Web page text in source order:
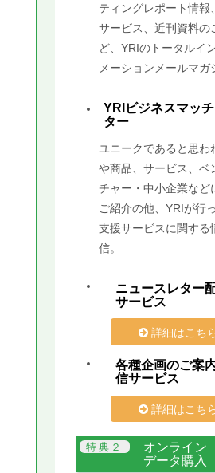
ティングレポート情報
サービス、近刊資料の
ど、YRIのトータルイ
メーションメールマガ
YRIビジネスマッ
ター
ユニークであると思わ
や商品、サービス、ベ
チャー・中小企業など
ご紹介の他、YRIが行
支援サービスに関する
信。
ニュースレター
サービス
詳細はこち
各種企画のご案
信サービス
詳細はこち
オンライン
データ購入